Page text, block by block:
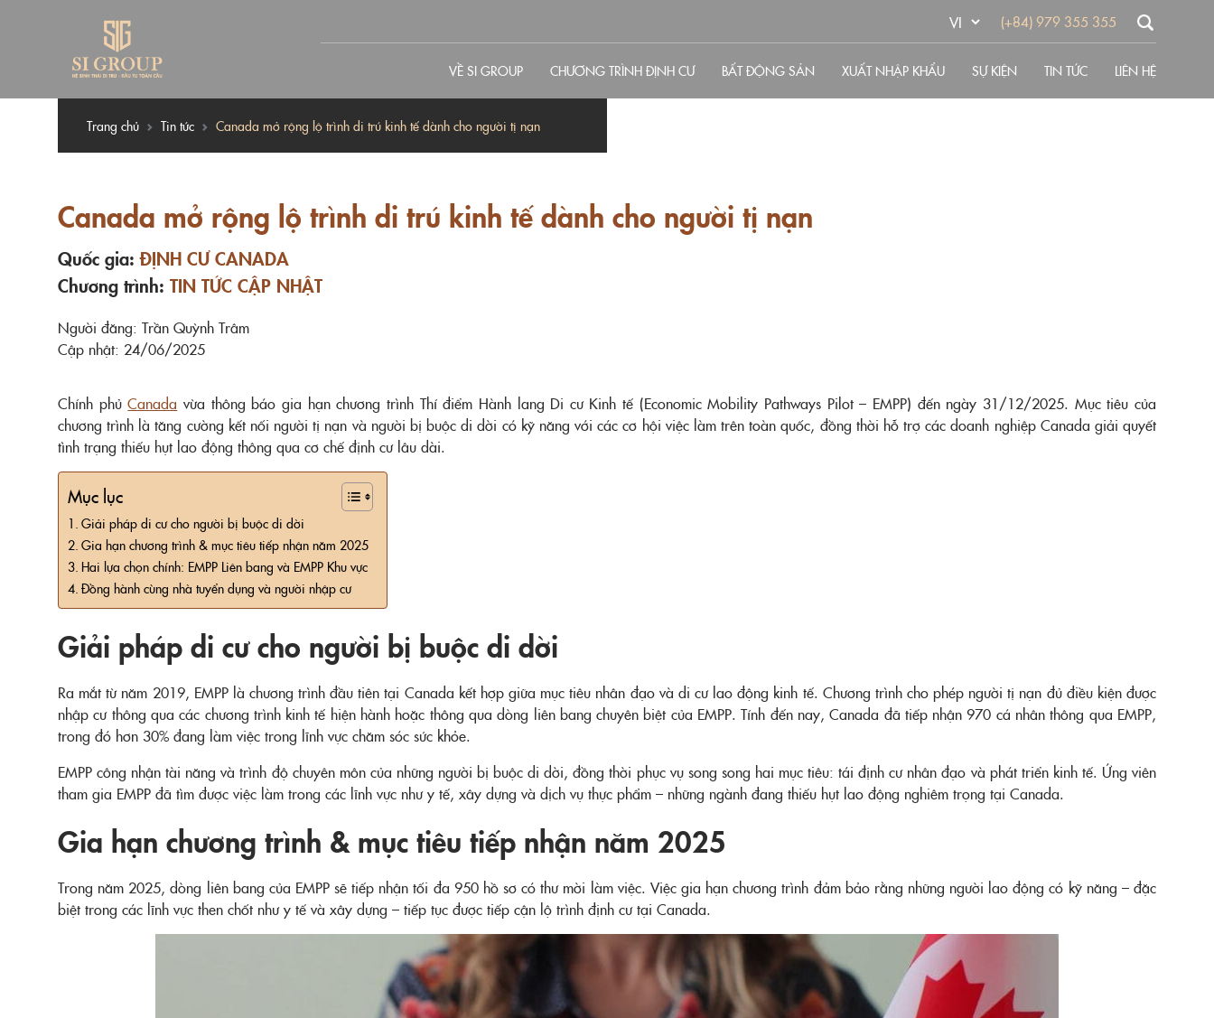
(+84) 979 355 355
VỀ SI GROUP CHƯƠNG TRÌNH ĐỊNH CƯ BẤT ĐỘNG SẢN XUẤT NHẬP KHẨU SỰ KIỆN TIN TỨC LIÊN HỆ
Trang chủ Tin tức Canada mở rộng lộ trình di trú kinh tế dành cho người tị nạn
Canada mở rộng lộ trình di trú kinh tế dành cho người tị nạn
Quốc gia: ĐỊNH CƯ CANADA
Chương trình: TIN TỨC CẬP NHẬT
Người đăng: Trần Quỳnh Trâm
Cập nhật: 24/06/2025
Chính phủCanada vừa thông báo gia hạn chương trình Thí điểm Hành lang Di cư Kinh tế (Economic Mobility Pathways Pilot – EMPP) đến ngày 31/12/2025. Mục tiêu của
chương trình là tăng cường kết nối người tị nạn và người bị buộc di dời có kỹ năng với các cơ hội việc làm trên toàn quốc, đồng thời hỗ trợ các doanh nghiệp Canada giải quyết
tình trạng thiếu hụt lao động thông qua cơ chế định cư lâu dài.
Mục lục
Giải pháp di cư cho người bị buộc di dời
Gia hạn chương trình & mục tiêu tiếp nhận năm 2025
Hai lựa chọn chính: EMPP Liên bang và EMPP Khu vực
Đồng hành cùng nhà tuyển dụng và người nhập cư
Giải pháp di cư cho người bị buộc di dời
Ra mắt từ năm 2019, EMPP là chương trình đầu tiên tại Canada kết hợp giữa mục tiêu nhân đạo và di cư lao động kinh tế. Chương trình cho phép người tị nạn đủ điều kiện được
nhập cư thông qua các chương trình kinh tế hiện hành hoặc thông qua dòng liên bang chuyên biệt của EMPP. Tính đến nay, Canada đã tiếp nhận 970 cá nhân thông qua EMPP,
trong đó hơn 30% đang làm việc trong lĩnh vực chăm sóc sức khỏe.
EMPP công nhận tài năng và trình độ chuyên môn của những người bị buộc di dời, đồng thời phục vụ song song hai mục tiêu: tái định cư nhân đạo và phát triển kinh tế. Ứng viên
tham gia EMPP đã tìm được việc làm trong các lĩnh vực như y tế, xây dựng và dịch vụ thực phẩm – những ngành đang thiếu hụt lao động nghiêm trọng tại Canada.
Gia hạn chương trình & mục tiêu tiếp nhận năm 2025
Trong năm 2025, dòng liên bang của EMPP sẽ tiếp nhận tối đa 950 hồ sơ có thư mời làm việc. Việc gia hạn chương trình đảm bảo rằng những người lao động có kỹ năng – đặc
biệt trong các lĩnh vực then chốt như y tế và xây dựng – tiếp tục được tiếp cận lộ trình định cư tại Canada.